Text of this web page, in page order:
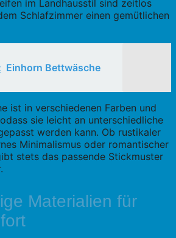
im Landhausstil sind zeitlos
Schlafzimmer einen gemütlichen
Einhorn Bettwäsche
ist in verschiedenen Farben und
sie leicht an unterschiedliche
werden kann. Ob rustikaler
Minimalismus oder romantischer
stets das passende Stickmuster
Materialien für